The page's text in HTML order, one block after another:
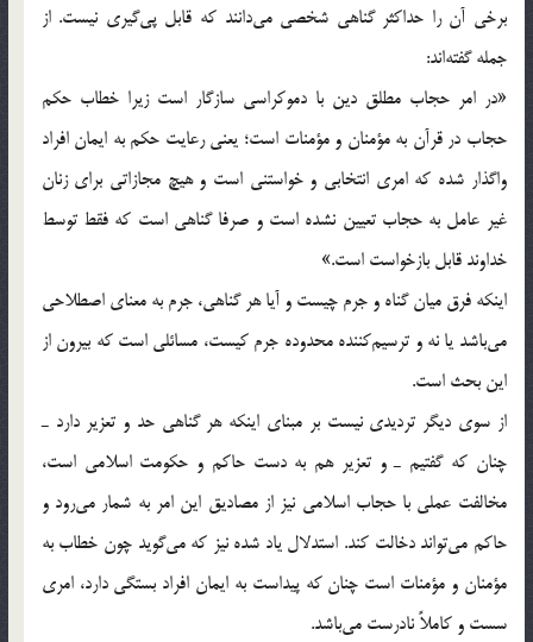
برخی آن را حداکثر گناهی شخصی می‌دانند که قابل پی‌گيری نيست. از
جمله گفته‌اند:
«در امر حجاب مطلق دين با دموکراسی سازگار است زيرا خطاب حکم
حجاب در قرآن به مؤمنان و مؤمنات است؛ يعنی رعايت حکم به ايمان افراد
واگذار شده که امری انتخابی و خواستنی است و هيچ مجازاتی برای زنان
غير عامل به حجاب تعيين نشده است و صرفا گناهی است که فقط توسط
خداوند قابل بازخواست است.»
اينکه فرق ميان گناه و جرم چيست و آيا هر گناهی، جرم به معنای اصطلاحی
می‌باشد يا نه و ترسيم‌کننده محدوده جرم کيست، مسائلی است که بيرون از
اين بحث است.
از سوی ديگر ترديدی نيست بر مبنای اينکه هر گناهی حد و تعزير دارد ـ
چنان که گفتيم ـ و تعزير هم به دست حاکم و حکومت اسلامی است،
مخالفت عملی با حجاب اسلامی نيز از مصاديق اين امر به شمار می‌رود و
حاکم می‌تواند دخالت کند. استدلال ياد شده نيز که می‌گويد چون خطاب به
مؤمنان و مؤمنات است چنان که پيداست به ايمان افراد بستگی دارد، امری
سست و کاملاً نادرست می‌باشد.